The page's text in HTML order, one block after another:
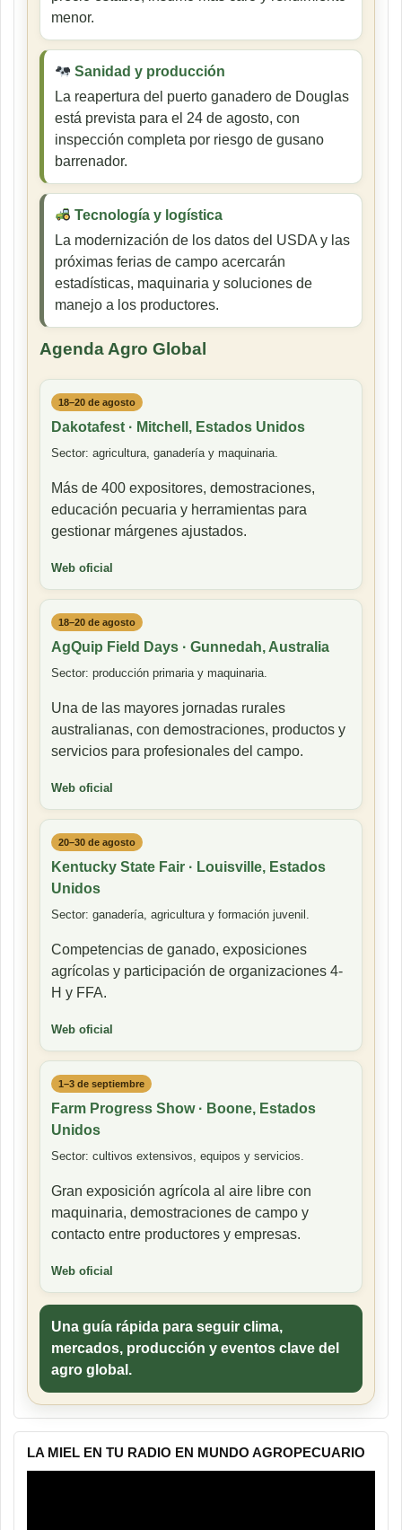
menor.
Sanidad y producción
La reapertura del puerto ganadero de Douglas
está prevista para el 24 de agosto, con
inspección completa por riesgo de gusano
barrenador.
Tecnología y logística
La modernización de los datos del USDA y las
próximas ferias de campo acercarán
estadísticas, maquinaria y soluciones de
manejo a los productores.
Agenda Agro Global
18–20 de agosto
Dakotafest · Mitchell, Estados Unidos
Sector: agricultura, ganadería y maquinaria.
Más de 400 expositores, demostraciones,
educación pecuaria y herramientas para
gestionar márgenes ajustados.
Web oficial
18–20 de agosto
AgQuip Field Days · Gunnedah, Australia
Sector: producción primaria y maquinaria.
Una de las mayores jornadas rurales
australianas, con demostraciones, productos y
servicios para profesionales del campo.
Web oficial
20–30 de agosto
Kentucky State Fair · Louisville, Estados
Unidos
Sector: ganadería, agricultura y formación juvenil.
Competencias de ganado, exposiciones
agrícolas y participación de organizaciones 4-
H y FFA.
Web oficial
1–3 de septiembre
Farm Progress Show · Boone, Estados
Unidos
Sector: cultivos extensivos, equipos y servicios.
Gran exposición agrícola al aire libre con
maquinaria, demostraciones de campo y
contacto entre productores y empresas.
Web oficial
Una guía rápida para seguir clima,
mercados, producción y eventos clave del
agro global.
LA MIEL EN TU RADIO EN MUNDO AGROPECUARIO